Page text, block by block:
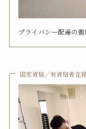
プライバシー配慮の
国家資格／有資格者在